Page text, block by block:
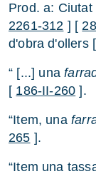
Prod. a:
2261-312 ] [
d'obra d'ollers [
“ [...] una
[ 186-II-260 ].
“Item, una
265 ].
“Item una